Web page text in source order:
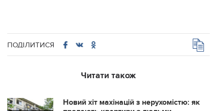
ПОДІЛИТИСЯ
Читати також
Новий хіт махінацій з нерухомістю: як